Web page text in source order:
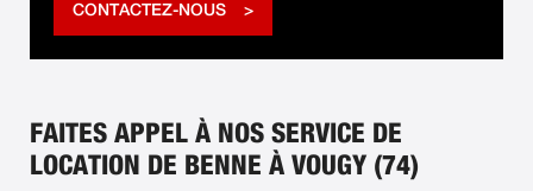
CONTACTEZ-NOUS
FAITES APPEL À NOS SERVICE DE
LOCATION DE BENNE À VOUGY (74)